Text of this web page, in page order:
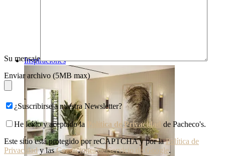
Inspiraciones
Su mensaje
Enviar archivo (5MB max)
¿Suscribirse a nuestra Newsletter?
He leído y aceptado la Política de Privacidad de Pacheco's.
Este sitio está protegido por reCAPTCHA y por laPolítica de
Privacidady lasCondiciones de Servicio de Google.